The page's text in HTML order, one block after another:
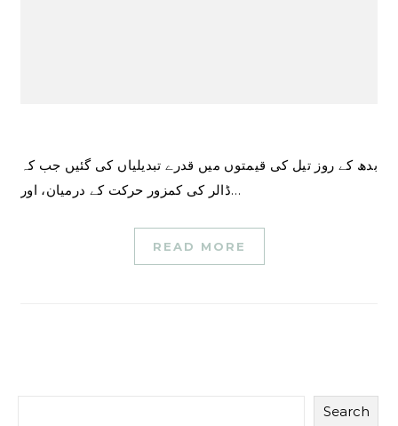
بدھ کے روز تیل کی قیمتوں میں قدرے تبدیلیاں کی گئیں جب کہ
ڈالر کی کمزور حرکت کے درمیان، اور…
READ MORE
Search